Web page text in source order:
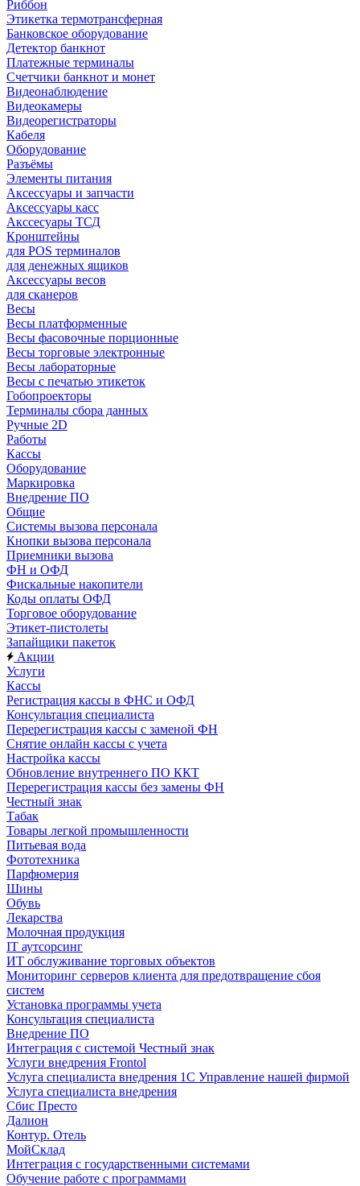
Риббон
Этикетка термотрансферная
Банковское оборудование
Детектор банкнот
Платежные терминалы
Счетчики банкнот и монет
Видеонаблюдение
Видеокамеры
Видеорегистраторы
Кабеля
Оборудование
Разъёмы
Элементы питания
Аксессуары и запчасти
Аксессуары касс
Акссесуары ТСД
Кронштейны
для POS терминалов
для денежных ящиков
Аксессуары весов
для сканеров
Весы
Весы платформенные
Весы фасовочные порционные
Весы торговые электронные
Весы лабораторные
Весы с печатью этикеток
Гобопроекторы
Терминалы сбора данных
Ручные 2D
Работы
Кассы
Оборудование
Маркировка
Внедрение ПО
Общие
Системы вызова персонала
Кнопки вызова персонала
Приемники вызова
ФН и ОФД
Фискальные накопители
Коды оплаты ОФД
Торговое оборудование
Этикет-пистолеты
Запайщики пакеток
Акции
Услуги
Кассы
Регистрация кассы в ФНС и ОФД
Консультация специалиста
Перерегистрация кассы с заменой ФН
Снятие онлайн кассы с учета
Настройка кассы
Обновление внутреннего ПО ККТ
Перерегистрация кассы без замены ФН
Честный знак
Табак
Товары легкой промышленности
Питьевая вода
Фототехника
Парфюмерия
Шины
Обувь
Лекарства
Молочная продукция
IT аутсорсинг
ИТ обслуживание торговых объектов
Мониторинг серверов клиента для предотвращение сбоя
систем
Установка программы учета
Консультация специалиста
Внедрение ПО
Интеграция с системой Честный знак
Услуги внедрения Frontol
Услуга специалиста внедрения 1С Управление нашей фирмой
Услуга специалиста внедрения
Сбис Престо
Далион
Контур. Отель
МойСклад
Интеграция с государственными системами
Обучение работе с программами